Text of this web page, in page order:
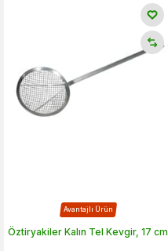
Avantajlı Ürün
Öztiryakiler Kalın Tel Kevgir, 17 cm